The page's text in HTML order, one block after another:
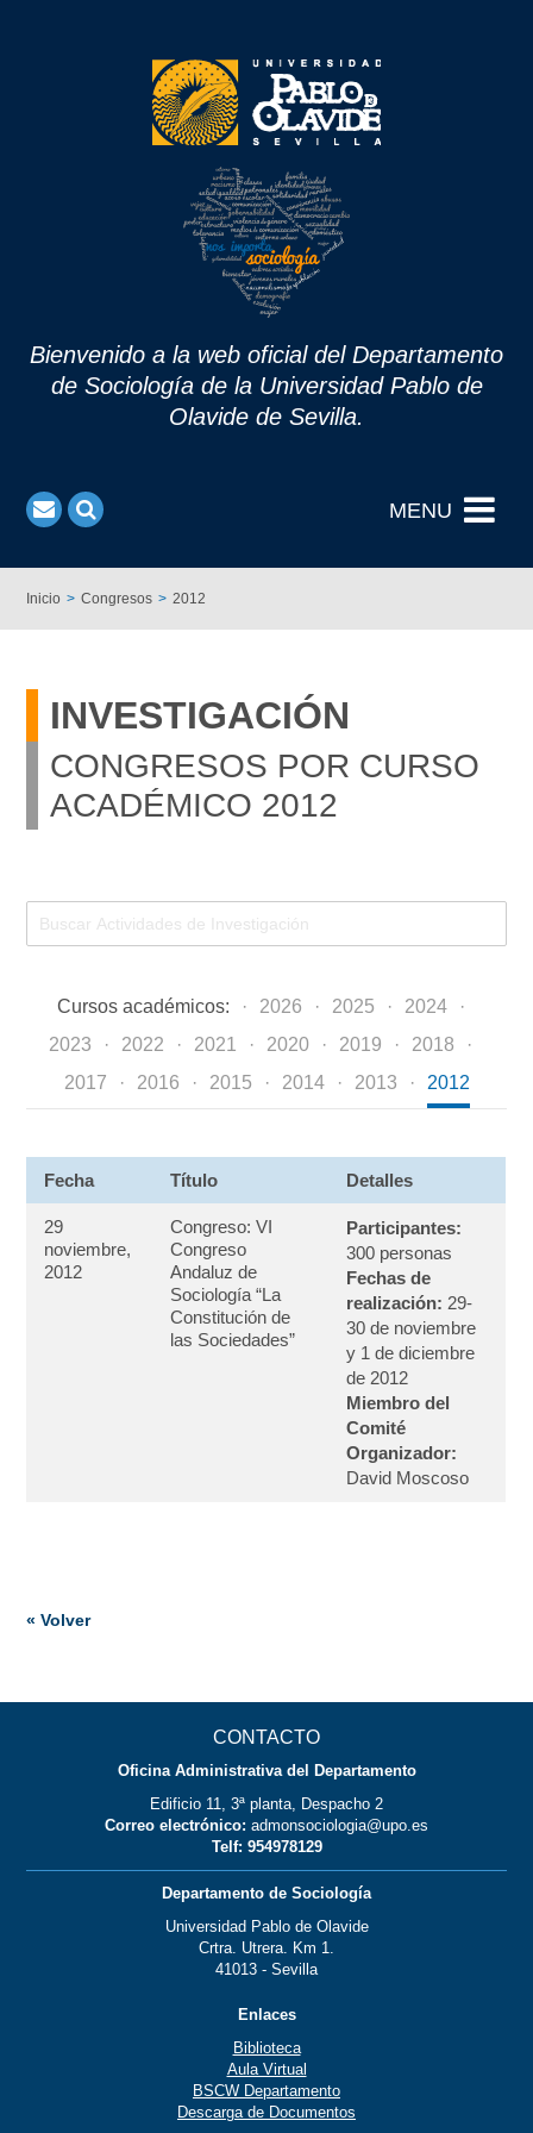
Bienvenido a la web oficial del Departamento
de Sociología de la Universidad Pablo de
Olavide de Sevilla.
MENU
Inicio Congresos 2012
INVESTIGACIÓN
CONGRESOS POR CURSO
ACADÉMICO 2012
Cursos académicos: 2026 2025
2024
2023
2022 2021 2020 2019
2018
2017
2016 2015 2014 2013 2012
Fecha Título Detalles
29
noviembre,
2012
Congreso: VI
Congreso
Andaluz de
Sociología “La
Constitución de
las Sociedades”
Participantes:
300 personas
Fechas de
realización: 29-
30 de noviembre
y 1 de diciembre
de 2012
Miembro del
Comité
Organizador:
David Moscoso
« Volver
CONTACTO
Oficina Administrativa del Departamento
Edificio 11, 3ª planta, Despacho 2
Correo electrónico: admonsociologia@upo.es
Telf: 954978129
Departamento de Sociología
Universidad Pablo de Olavide
Crtra. Utrera. Km 1.
41013 - Sevilla
Enlaces
Biblioteca
Aula Virtual
BSCW Departamento
Descarga de Documentos